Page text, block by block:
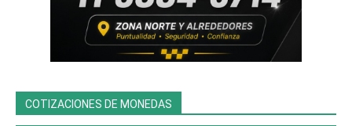
COTIZACIONES DE MONEDAS